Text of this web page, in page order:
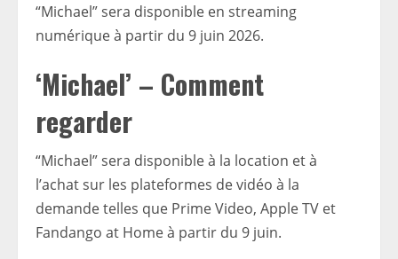
“Michael” sera disponible en streaming
numérique à partir du 9 juin 2026.
‘Michael’ – Comment
regarder
“Michael” sera disponible à la location et à
l’achat sur les plateformes de vidéo à la
demande telles que Prime Video, Apple TV et
Fandango at Home à partir du 9 juin.